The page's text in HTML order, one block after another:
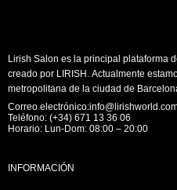
Lirish Salon es la principal plataforma
creado por LIRISH. Actualmente
metropolitana de la ciudad de
Correo
Teléfono: (+34) 671 13 36 06
Horario: Lun-Dom: 08:00 – 20:00
INFORMACIÓN